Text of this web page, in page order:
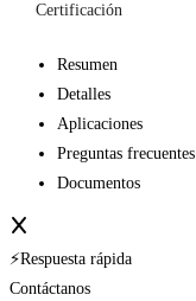
Certificación
Resumen
Detalles
Aplicaciones
Preguntas frecuentes
Documentos
⚡Respuesta rápida
Contáctanos